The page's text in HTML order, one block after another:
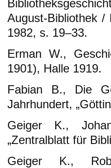
August-Bibliothek
1982, s. 19–33.
Erman W.,
1901), Halle 1919.
Fabian B., Die
Jahrhundert,
Geiger K.,
„Zentralblatt für
Geiger K.,